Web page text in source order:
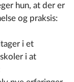
hun, at der er
og praksis:
i et
i at